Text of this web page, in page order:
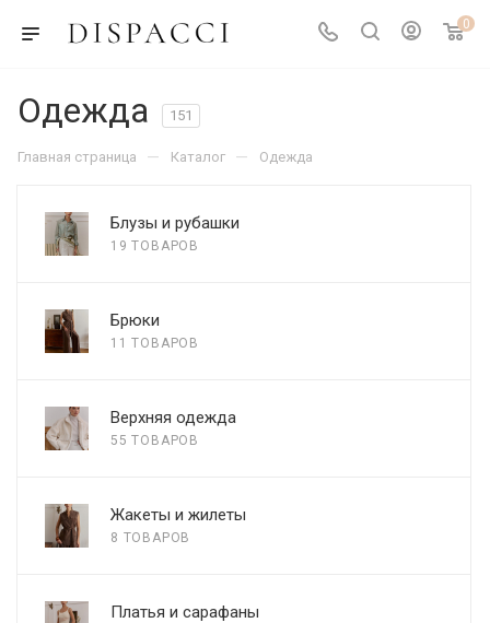
0
Одежда 151
Главная страница — Каталог — Одежда
Блузы и рубашки
19 ТОВАРОВ
Брюки
11 ТОВАРОВ
Верхняя одежда
55 ТОВАРОВ
Жакеты и жилеты
8 ТОВАРОВ
Платья и сарафаны